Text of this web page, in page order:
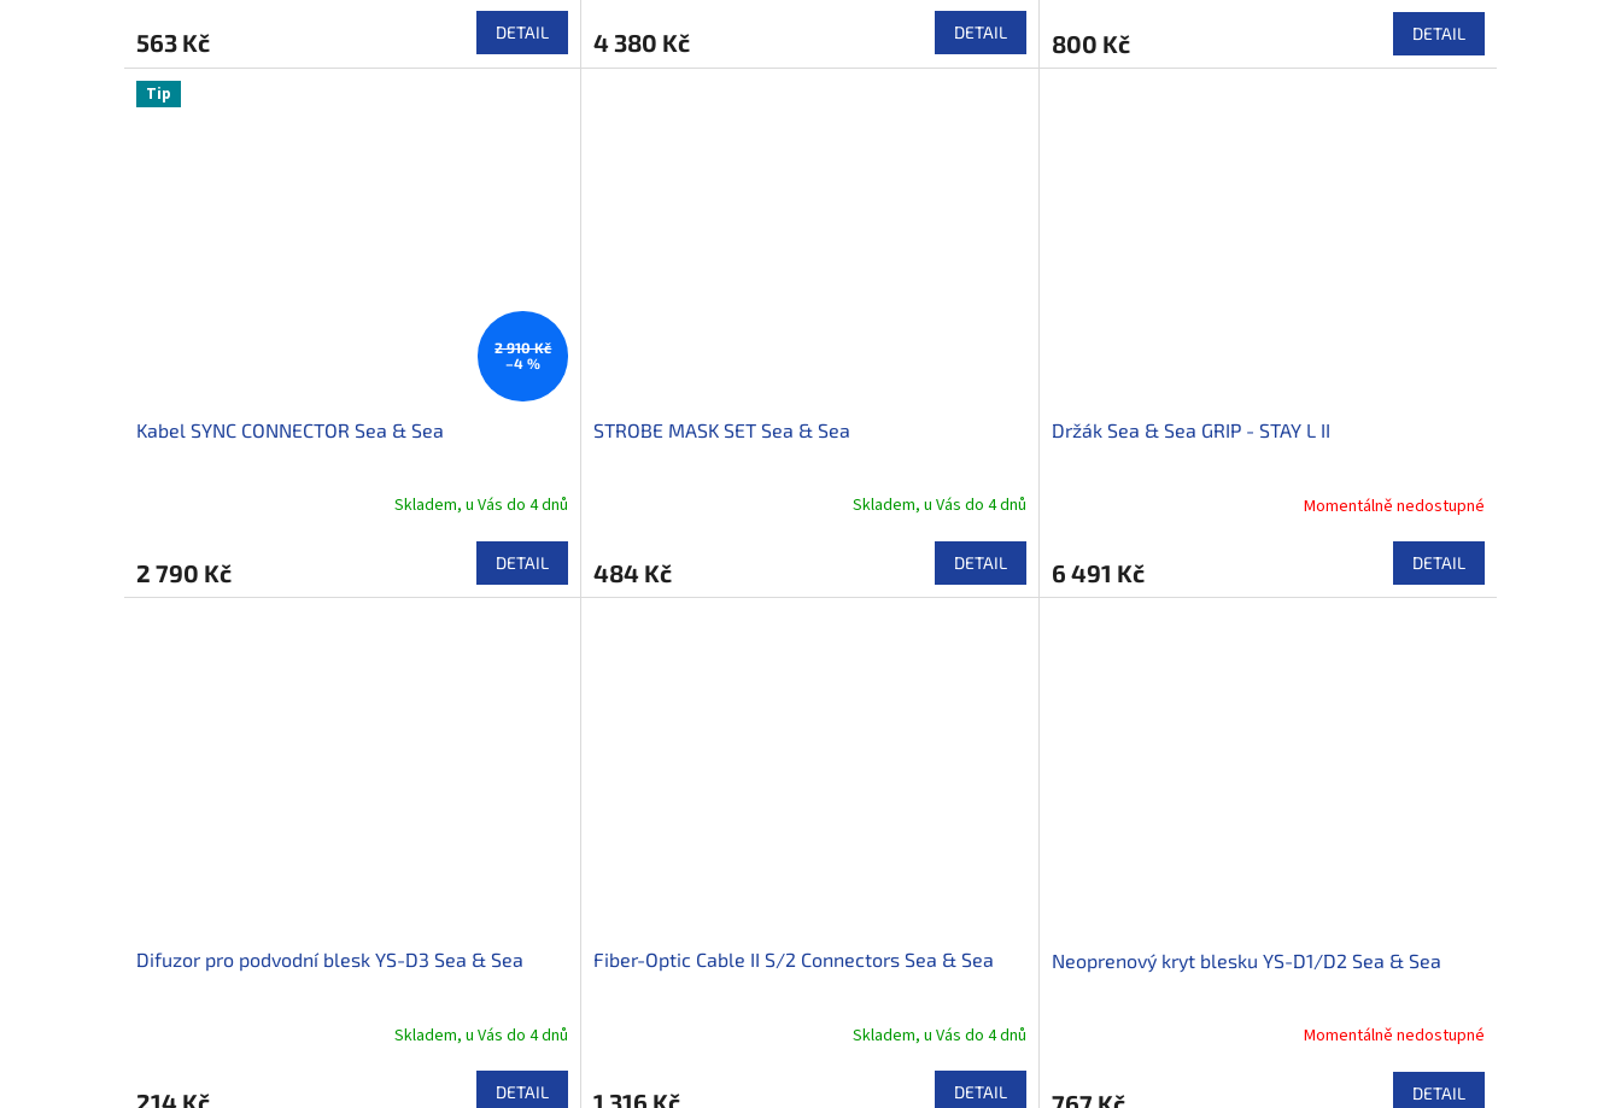
563 Kč DETAIL 4 380 Kč DETAIL 800 Kč DETAIL
Tip
2 910 Kč
–4 %
Kabel SYNC CONNECTOR Sea & Sea
Skladem, u Vás do 4 dnů
2 790 Kč DETAIL
STROBE MASK SET Sea & Sea
Skladem, u Vás do 4 dnů
484 Kč DETAIL
Držák Sea & Sea GRIP - STAY L II
Momentálně nedostupné
6 491 Kč DETAIL
Difuzor pro podvodní blesk YS-D3 Sea & Sea
Skladem, u Vás do 4 dnů
214 Kč DETAIL
Fiber-Optic Cable II S/2 Connectors Sea & Sea
Skladem, u Vás do 4 dnů
1 316 Kč DETAIL
Neoprenový kryt blesku YS-D1/D2 Sea & Sea
Momentálně nedostupné
DETAIL